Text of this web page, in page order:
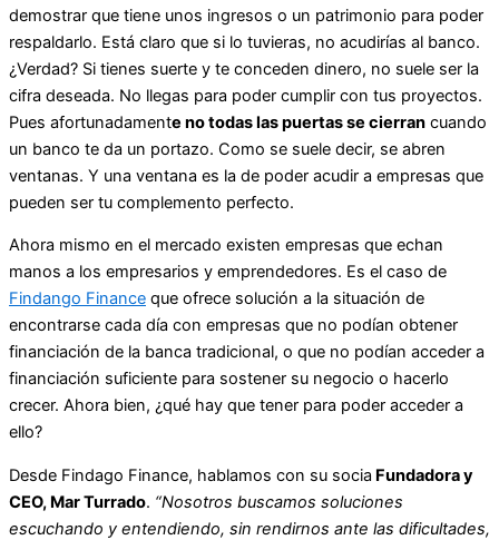
demostrar que tiene unos ingresos o un patrimonio para poder
respaldarlo. Está claro que si lo tuvieras, no acudirías al banco.
¿Verdad? Si tienes suerte y te conceden dinero, no suele ser la
cifra deseada. No llegas para poder cumplir con tus proyectos.
Pues afortunadamente no todas las puertas se cierran cuando
un banco te da un portazo. Como se suele decir, se abren
ventanas. Y una ventana es la de poder acudir a empresas que
pueden ser tu complemento perfecto.
Ahora mismo en el mercado existen empresas que echan
manos a los empresarios y emprendedores. Es el caso de
Findango Finance que ofrece solución a la situación de
encontrarse cada día con empresas que no podían obtener
financiación de la banca tradicional, o que no podían acceder a
financiación suficiente para sostener su negocio o hacerlo
crecer. Ahora bien, ¿qué hay que tener para poder acceder a
ello?
Desde Findago Finance, hablamos con su socia Fundadora y
CEO, Mar Turrado. “Nosotros buscamos soluciones
escuchando y entendiendo, sin rendirnos ante las dificultades,